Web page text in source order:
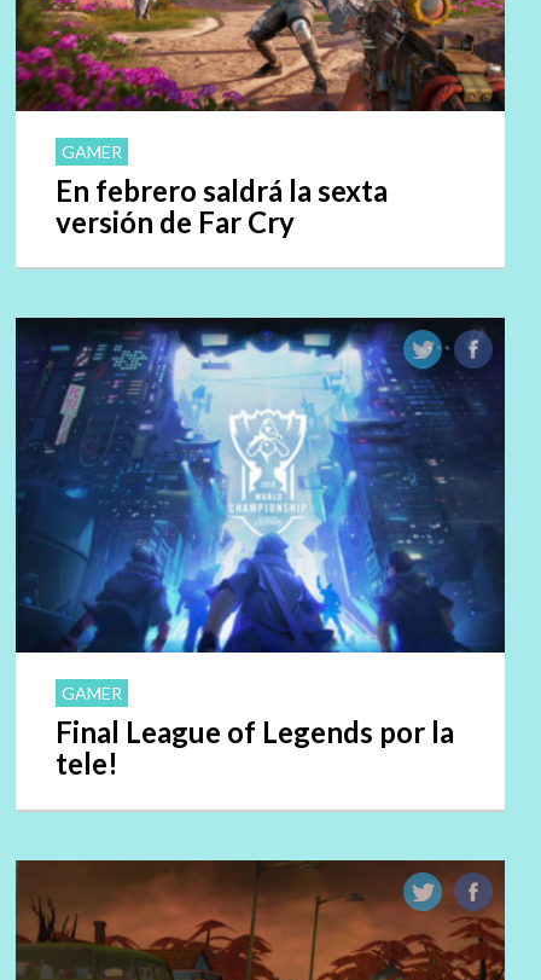
GAMER
En febrero saldrá la sexta
versión de Far Cry
GAMER
Final League of Legends por la
tele!